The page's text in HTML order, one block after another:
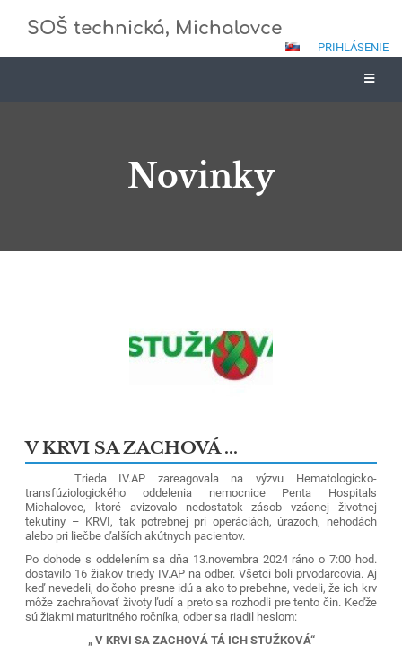
SOŠ technická, Michalovce
PRIHLÁSENIE
Novinky
V KRVI SA ZACHOVÁ ...
Trieda IV.AP zareagovala na výzvu Hematologicko-
transfúziologického oddelenia nemocnice Penta Hospitals
Michalovce, ktoré avizovalo nedostatok zásob vzácnej životnej
tekutiny – KRVI, tak potrebnej pri operáciách, úrazoch, nehodách
alebo pri liečbe ďalších akútnych pacientov.
Po dohode s oddelením sa dňa 13.novembra 2024 ráno o 7:00 hod.
dostavilo 16 žiakov triedy IV.AP na odber. Všetci boli prvodarcovia. Aj
keď nevedeli, do čoho presne idú a ako to prebehne, vedeli, že ich krv
môže zachraňovať životy ľudí a preto sa rozhodli pre tento čin. Keďže
sú žiakmi maturitného ročníka, odber sa riadil heslom:
„ V KRVI SA ZACHOVÁ TÁ ICH STUŽKOVÁ“